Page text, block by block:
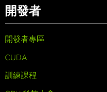
開發者
開發者專區
CUDA
訓練課程